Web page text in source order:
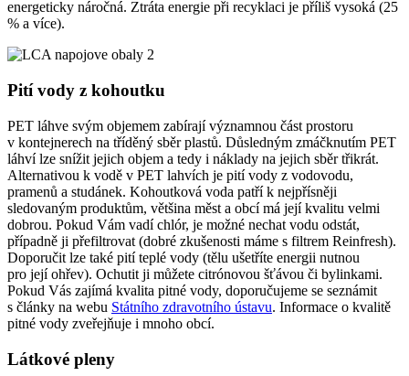
energeticky náročná. Ztráta energie při recyklaci je příliš vysoká (25
% a více).
Pití vody z kohoutku
PET láhve svým objemem zabírají významnou část prostoru
v kontejnerech na tříděný sběr plastů. Důsledným zmáčknutím PET
láhví lze snížit jejich objem a tedy i náklady na jejich sběr třikrát.
Alternativou k vodě v PET lahvích je pití vody z vodovodu,
pramenů a studánek. Kohoutková voda patří k nejpřísněji
sledovaným produktům, většina měst a obcí má její kvalitu velmi
dobrou. Pokud Vám vadí chlór, je možné nechat vodu odstát,
případně ji přefiltrovat (dobré zkušenosti máme s filtrem Reinfresh).
Doporučit lze také pití teplé vody (tělu ušetříte energii nutnou
pro její ohřev). Ochutit ji můžete citrónovou šťávou či bylinkami.
Pokud Vás zajímá kvalita pitné vody, doporučujeme se seznámit
s články na webu Státního zdravotního ústavu. Informace o kvalitě
pitné vody zveřejňuje i mnoho obcí.
Látkové pleny